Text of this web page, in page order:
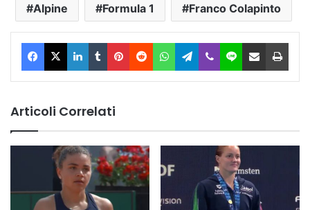
Alpine Formula 1 Franco Colapinto
Facebook
X LinkedIn
TumblrPinterest
RedditWhatsAppTelegram
ViberLine Condividi via Email
Articoli Correlati